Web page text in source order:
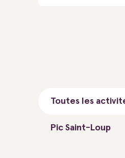
Toutes les
Pic Saint-Loup